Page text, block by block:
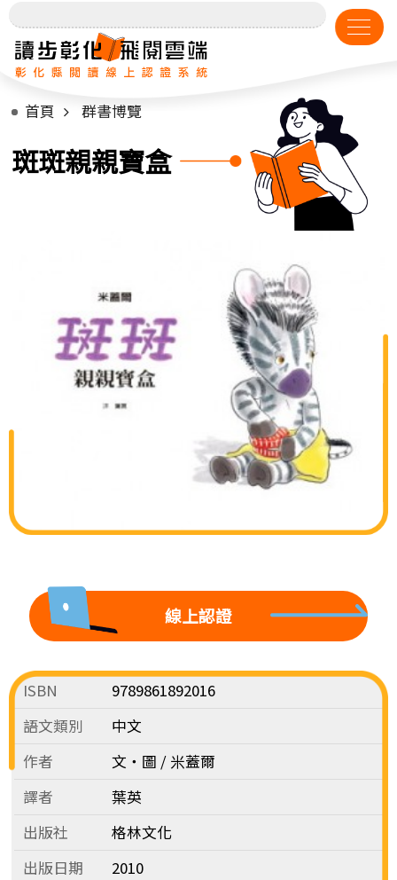
首頁 群書博覽
斑斑親親寶盒
線上認證
ISBN
9789861892016
語文類別
中文
作者
文‧圖 / 米蓋爾
譯者
葉英
出版社
格林文化
出版日期
2010